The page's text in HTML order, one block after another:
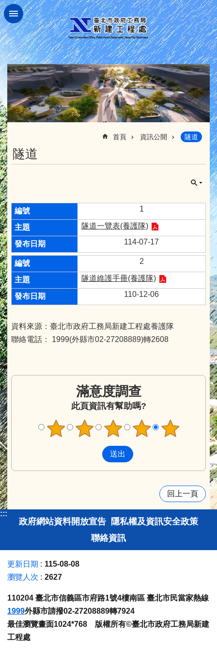
跳到主要內容區塊
首頁 資訊公開 隧道
隧道
1
隧道一覽表(養護隊)
114-07-17
2
隧道維護手冊(養護隊)
110-12-06
資料來源：臺北市政府工務局新建工程處養護隊
聯絡電話： 1999(外縣市02-27208889)轉2608
滿意度調查
此頁資訊有幫助嗎?
回上一頁
:::
政府網站資料開放宣告 隱私權及資訊安全政策
聯絡資訊
更新日期
115-08-08
瀏覽人次
2627
110204 臺北市信義區市府路1號4樓南區 臺北市民當家熱線
1999外縣市請撥02-27208889轉7924
最佳瀏覽畫面1024*768 版權所有©臺北市政府工務局新建
工程處